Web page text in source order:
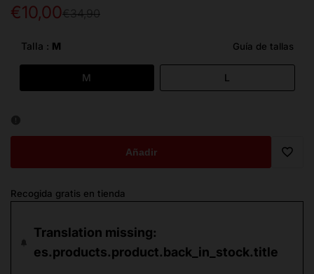
Precio
€34,90
Precio
oferta
€10,00
Talla : M Guía de tallas
M L
Añadir
Recogida gratis en tienda
Translation missing:
es.products.product.back_in_stock.title